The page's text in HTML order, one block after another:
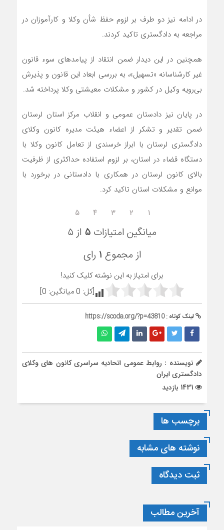
در ادامه نیز دو طرف بر لزوم حفظ شأن وکلا و کارآموزان در
مراجعه به دادگستری تاکید کردند.
همچنین در این دیدار ضمن انتقاد از پیامدهای سوء قانون
غیر کارشناسانه «تسهیل»، به بررسی ابعاد این قانون و پذیرش
بی‌رویه وکیل در کشور و مشکلات معیشتی وکلا پرداخته شد.
در پایان نیز دادستان عمومی و انقلاب مرکز استان لرستان
ضمن تقدیر و تشکر از اعضاء هیئت مدیره کانون وکلای
دادگستری لرستان با ابراز خرسندی از تعامل کانون وکلا با
دستگاه قضاء در استان، بر لزوم استفاده حداکثری از ظرفیت
بالای کانون لرستان در همکاری با دادستانی در برخورد با
موانع و مشکلات استان تاکید کرد.
۱ ۲ ۳ ۴ ۵
میانگین امتیازات ۵ از ۵
از مجموع ۱ رای
برای امتیاز به این نوشته کلیک کنید!
[کل: 0میانگین: 0
]
لینک کوتاه :https://scoda.org/?p=43810
نویسنده : روابط عمومی اتحادیه سراسری کانون های وکلای
دادگستری ایران
برچسب ها
نوشته های مشابه
ثبت دیدگاه
آخرین مطالب